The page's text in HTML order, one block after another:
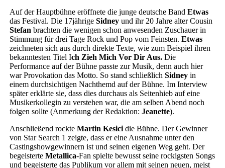
Auf der Hauptbühne eröffnete die junge deutsche Band Etwas
das Festival. Die 17jährige Sidney und ihr 20 Jahre alter Cousin
Stefan brachten die wenigen schon anwesenden Zuschauer in
Stimmung für drei Tage Rock und Pop vom Feinsten. Etwas
zeichneten sich aus durch direkte Texte, wie zum Beispiel ihren
bekanntesten Titel Ich Zieh Mich Vor Dir Aus.Die
Performance auf der Bühne passte zur Musik, denn auch hier
war Provokation das Motto. So stand schließlich Sidneyin
einem durchsichtigen Nachthemd auf der Bühne. Im Interview
später erklärte sie, dass dies durchaus als Seitenhieb auf eine
Musikerkollegin zu verstehen war, die am selben Abend noch
folgen sollte (Anmerkung der Redaktion: Jeanette).
Anschließend rockte Martin Kesicidie Bühne. Der Gewinner
von Star Search 1 zeigte, dass er eine Ausnahme unter den
Castingshowgewinnern ist und seinen eigenen Weg geht. Der
begeisterte Metallica-Fan spielte bewusst seine rockigsten Songs
und begeisterte das Publikum vor allem mit seinen neuen, meist